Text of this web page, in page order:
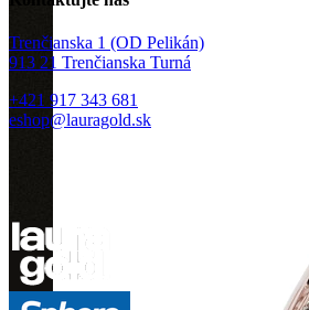
Trenčianska 1 (OD Pelikán)
913 21 Trenčianska Turná
+421 917 343 681
eshop@lauragold.sk